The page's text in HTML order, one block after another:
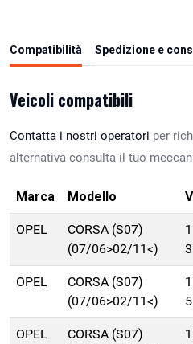
Compatibilità Spedizione e
Veicoli compatibili
Contatta i nostri operatori per
alternativa consulta il tuo
Marca Modello
OPEL
CORSA (S07)
(07/06>02/11<)
OPEL
CORSA (S07)
(07/06>02/11<)
OPEL
CORSA (S07)